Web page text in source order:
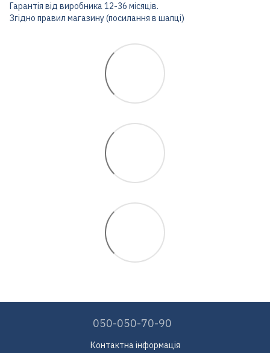
Гарантія від виробника 12-36 місяців.
Згідно правил магазину (посилання в шапці)
050-050-70-90
Контактна інформація